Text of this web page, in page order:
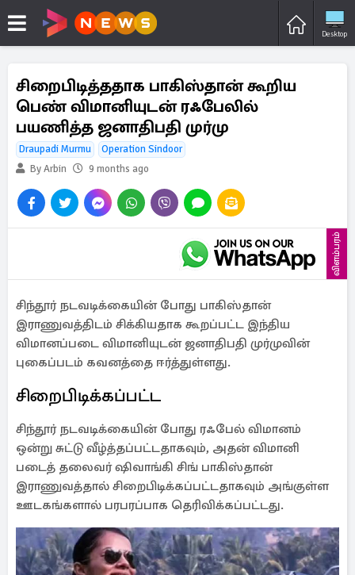
Desktop
சிறைபிடித்ததாக பாகிஸ்தான் கூறிய
பெண் விமானியுடன் ரஃபேலில்
பயணித்த ஜனாதிபதி முர்மு
Draupadi Murmu
Operation Sindoor
By Arbin
9 months ago
விளம்பரம்
சிந்தூர் நடவடிக்கையின் போது பாகிஸ்தான்
இராணுவத்திடம் சிக்கியதாக கூறப்பட்ட இந்திய
விமானப்படை விமானியுடன் ஜனாதிபதி முர்முவின்
புகைப்படம் கவனத்தை ஈர்த்துள்ளது.
சிறைபிடிக்கப்பட்ட
சிந்தூர் நடவடிக்கையின் போது ரஃபேல் விமானம்
ஒன்று சுட்டு வீழ்த்தப்பட்டதாகவும், அதன் விமானி
படைத் தலைவர் ஷிவாங்கி சிங் பாகிஸ்தான்
இராணுவத்தால் சிறைபிடிக்கப்பட்டதாகவும் அங்குள்ள
ஊடகங்களால் பரபரப்பாக தெரிவிக்கப்பட்டது.